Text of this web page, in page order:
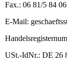
Fax.: 06 81/5 84
E-Mail:
USt.-IdNr.: DE 26